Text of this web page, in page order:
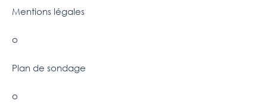
Mentions légales
o
Plan de sondage
o